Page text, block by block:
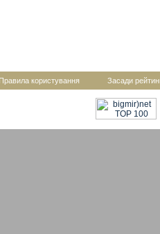
Правила користування Засади